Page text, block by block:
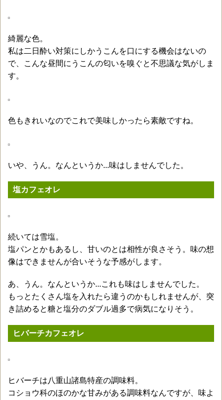
綺麗な色。
私は二日酔い対策にしかうこんを口にする機会はないの
で、こんな昼間にうこんの匂いを嗅ぐと不思議な気がしま
す。
色もきれいなのでこれで美味しかったら素敵ですね。
いや、うん。なんというか...味はしませんでした。
塩カフェオレ
続いては雪塩。
塩パンとかもあるし、甘いのとは相性が良さそう。味の想
像はできませんが合いそうな予感がします。
あ、うん。なんというか...これも味はしませんでした。
もっとたくさん塩を入れたら違うのかもしれませんが、突
き詰めると糖と塩分のダブル過多で病気になりそう。
ヒバーチカフェオレ
ヒバーチは八重山諸島特産の調味料。
コショウ科のほのかな甘みがある調味料なんですが、味よ